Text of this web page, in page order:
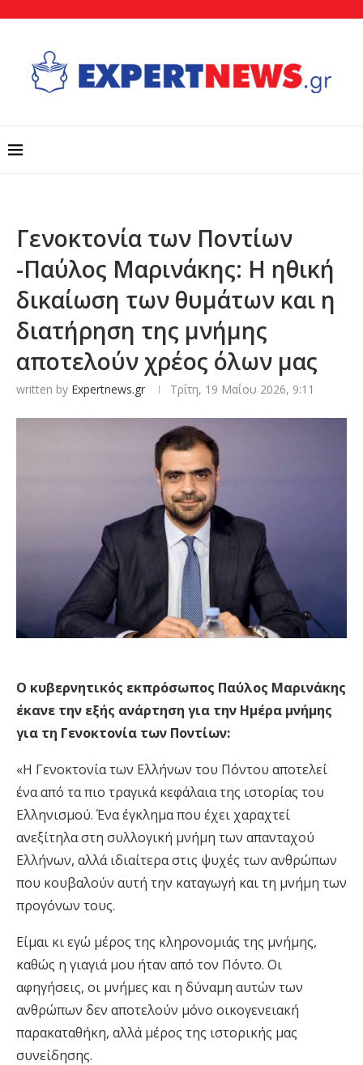
Γενοκτονία των Ποντίων
-Παύλος Μαρινάκης: Η ηθική
δικαίωση των θυμάτων και η
διατήρηση της μνήμης
αποτελούν χρέος όλων μας
written by Expertnews.gr Τρίτη, 19 Μαΐου 2026, 9:11
Ο κυβερνητικός εκπρόσωπος Παύλος Μαρινάκης
έκανε την εξής ανάρτηση για την Ημέρα μνήμης
για τη Γενοκτονία των Ποντίων:
«Η Γενοκτονία των Ελλήνων του Πόντου αποτελεί
ένα από τα πιο τραγικά κεφάλαια της ιστορίας του
Ελληνισμού. Ένα έγκλημα που έχει χαραχτεί
ανεξίτηλα στη συλλογική μνήμη των απανταχού
Ελλήνων, αλλά ιδιαίτερα στις ψυχές των ανθρώπων
που κουβαλούν αυτή την καταγωγή και τη μνήμη των
προγόνων τους.
Είμαι κι εγώ μέρος της κληρονομιάς της μνήμης,
καθώς η γιαγιά μου ήταν από τον Πόντο. Οι
αφηγήσεις, οι μνήμες και η δύναμη αυτών των
ανθρώπων δεν αποτελούν μόνο οικογενειακή
παρακαταθήκη, αλλά μέρος της ιστορικής μας
συνείδησης.